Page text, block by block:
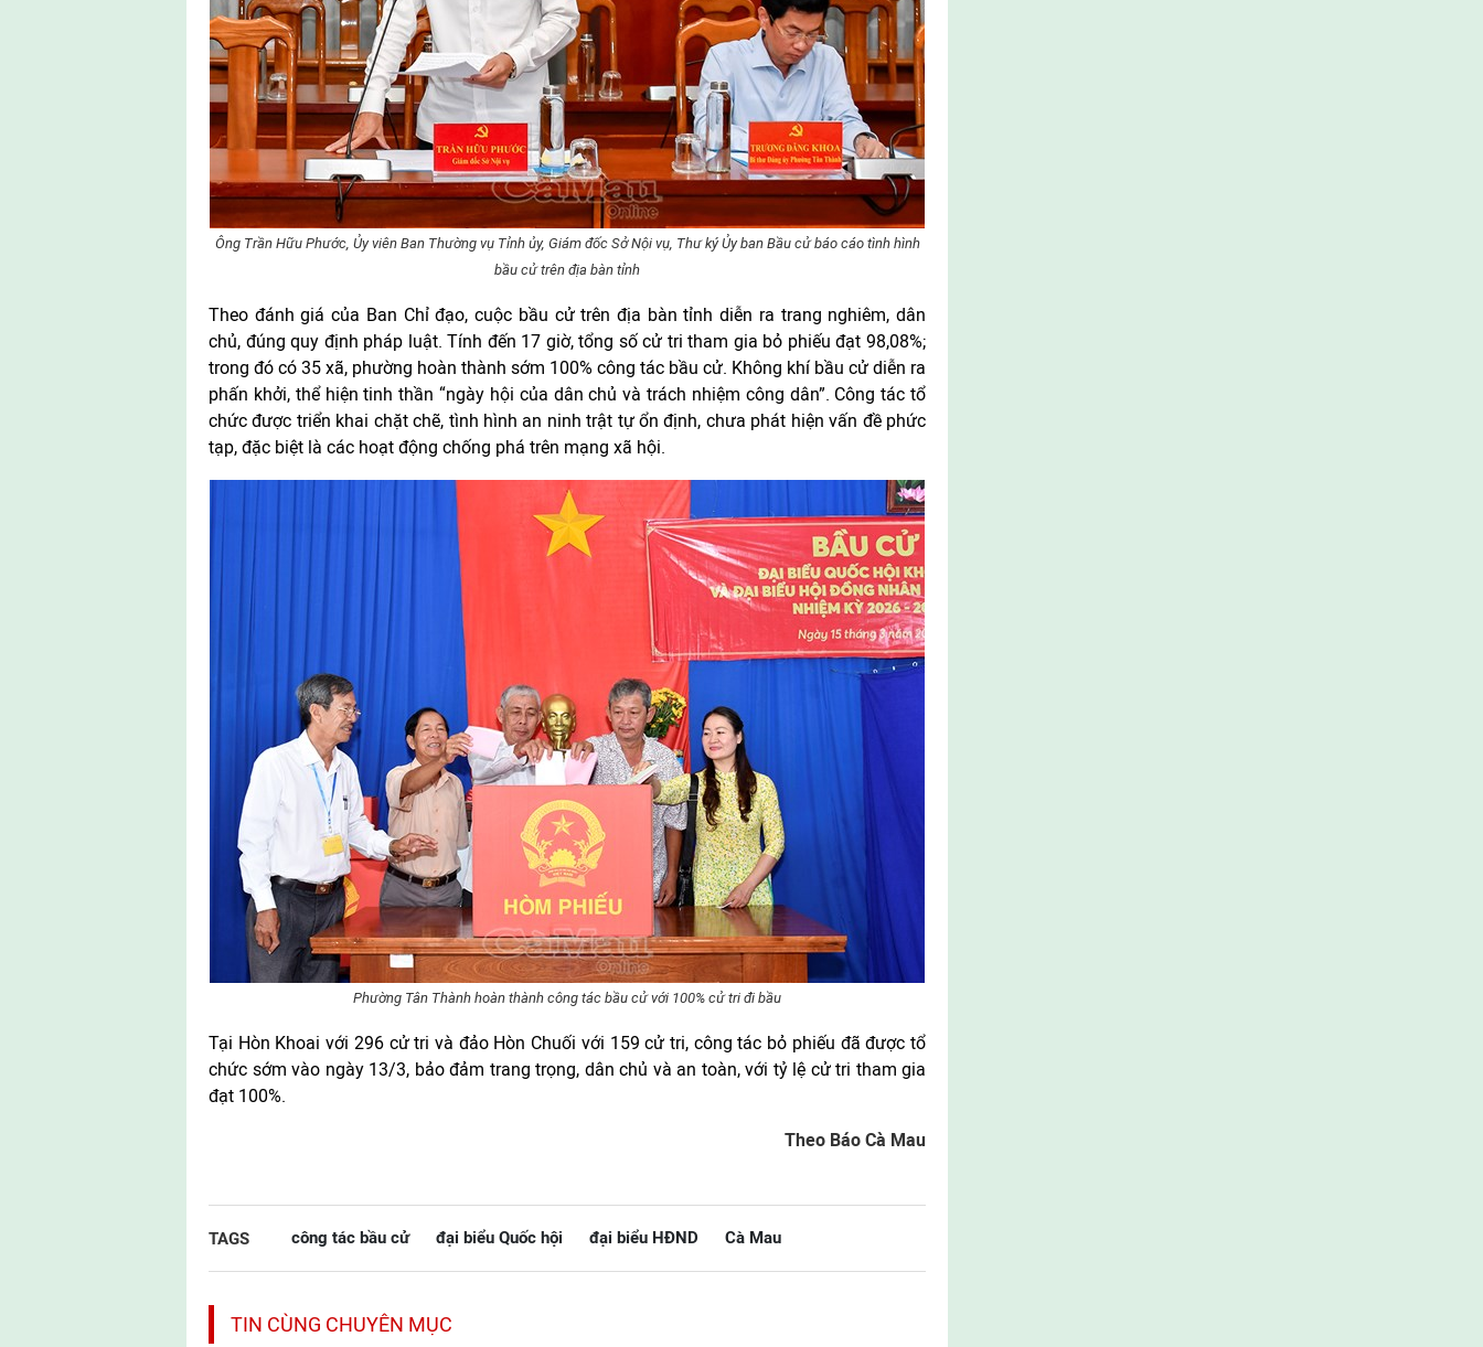
Ông Trần Hữu Phước, Ủy viên Ban Thường vụ Tỉnh ủy, Giám đốc Sở Nội vụ, Thư ký Ủy ban Bầu cử báo cáo tình hình
bầu cử trên địa bàn tỉnh
Theo đánh giá của Ban Chỉ đạo, cuộc bầu cử trên địa bàn tỉnh diễn ra trang nghiêm, dân
chủ, đúng quy định pháp luật. Tính đến 17 giờ, tổng số cử tri tham gia bỏ phiếu đạt 98,08%;
trong đó có 35 xã, phường hoàn thành sớm 100% công tác bầu cử. Không khí bầu cử diễn ra
phấn khởi, thể hiện tinh thần “ngày hội của dân chủ và trách nhiệm công dân”. Công tác tổ
chức được triển khai chặt chẽ, tình hình an ninh trật tự ổn định, chưa phát hiện vấn đề phức
tạp, đặc biệt là các hoạt động chống phá trên mạng xã hội.
Phường Tân Thành hoàn thành công tác bầu cử với 100% cử tri đi bầu
Tại Hòn Khoai với 296 cử tri và đảo Hòn Chuối với 159 cử tri, công tác bỏ phiếu đã được tổ
chức sớm vào ngày 13/3, bảo đảm trang trọng, dân chủ và an toàn, với tỷ lệ cử tri tham gia
đạt 100%.
Theo Báo Cà Mau
TAGS công tác bầu cử đại biểu Quốc hội đại biểu HĐND Cà Mau
TIN CÙNG CHUYÊN MỤC